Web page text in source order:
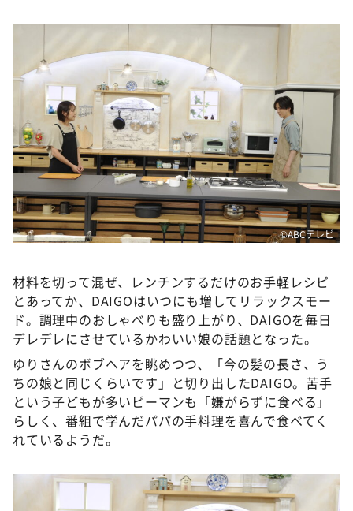
©️ABCテレビ
材料を切って混ぜ、レンチンするだけのお手軽レシピ
とあってか、DAIGOはいつにも増してリラックスモー
ド。調理中のおしゃべりも盛り上がり、DAIGOを毎日
デレデレにさせているかわいい娘の話題となった。
ゆりさんのボブヘアを眺めつつ、「今の髪の長さ、う
ちの娘と同じくらいです」と切り出したDAIGO。苦手
という子どもが多いピーマンも「嫌がらずに食べる」
らしく、番組で学んだパパの手料理を喜んで食べてく
れているようだ。